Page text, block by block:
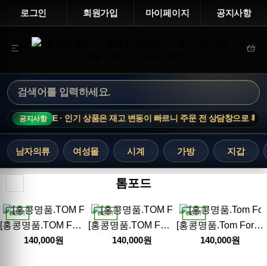
로그인 회원가입 마이페이지 공지사항
공지사항
NOTICE · 인기 상품은 재고 변동이 빠르니 주문 전 상담창으로 확인
남자의류 여성몰 시계 가방 지갑
톰포드
BEST
[홍콩명품.TOM FORD] 톰포드 25SS 로고 연예인 여자 남자 선글라스 (6컬러), SG656, MI, 홍콩명품쇼핑몰,무브타임,사이트,쇼핑몰,해외직구,구매대행
140,000원
BEST
[홍콩명품.TOM FORD] 톰포드 25SS 로고 연예인 여자 남자 선글라스 (6컬러), SG655, MI, 홍콩명품쇼핑몰,무브타임,사이트,쇼핑몰,해외직구,구매대행
140,000원
BEST
[홍콩명품.Tom Ford] 톰포드 24SS 로고 연예인 여자 남자 선글라스 TF1154 (6컬러), SG621, JX, 홍콩명품쇼핑몰,무브타임,사이트,쇼핑몰,해외직구,구매대행
140,000원